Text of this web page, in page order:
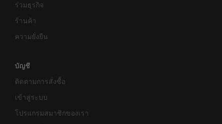
ร่วมธุรกิจ
ร้านค้า
ความยั่งยืน
บัญชี
ติดตามการสั่งซื้อ
เข้าสู่ระบบ
โปรแกรมสมาชิกของเรา